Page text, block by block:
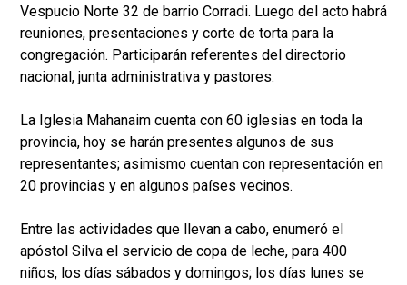
Vespucio Norte 32 de barrio Corradi. Luego del acto habrá
reuniones, presentaciones y corte de torta para la
congregación. Participarán referentes del directorio
nacional, junta administrativa y pastores.
La Iglesia Mahanaim cuenta con 60 iglesias en toda la
provincia, hoy se harán presentes algunos de sus
representantes; asimismo cuentan con representación en
20 provincias y en algunos países vecinos.
Entre las actividades que llevan a cabo, enumeró el
apóstol Silva el servicio de copa de leche, para 400
niños, los días sábados y domingos; los días lunes se